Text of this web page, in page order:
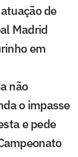
de
Madrid
em
não
o impasse
e pede